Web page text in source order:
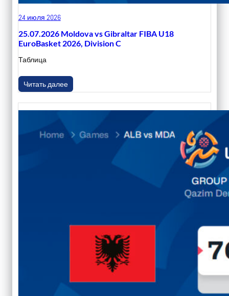
24 июля 2026
25.07.2026 Moldova vs Gibraltar FIBA U18
EuroBasket 2026, Division C
Таблица
Читать далее